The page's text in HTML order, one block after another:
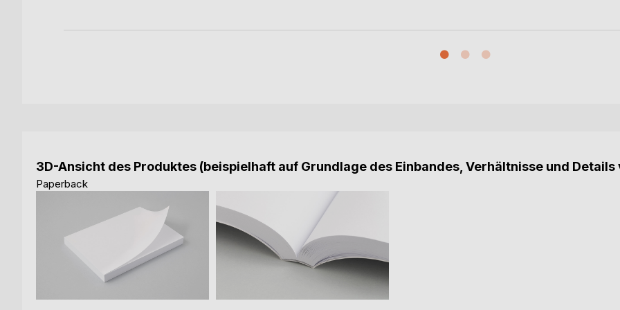
3D-Ansicht des Produktes (beispielhaft auf Grundlage des Einbandes, Verhältnisse und
Paperback